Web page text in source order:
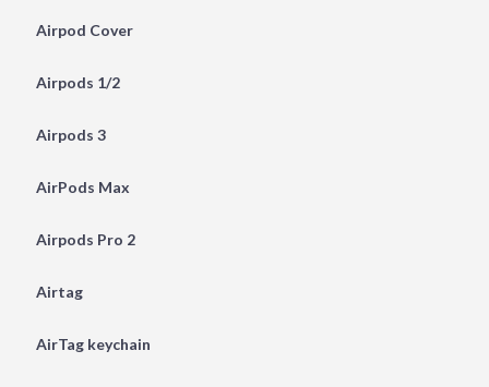
Airpod Cover
Airpods 1/2
Airpods 3
AirPods Max
Airpods Pro 2
Airtag
AirTag keychain